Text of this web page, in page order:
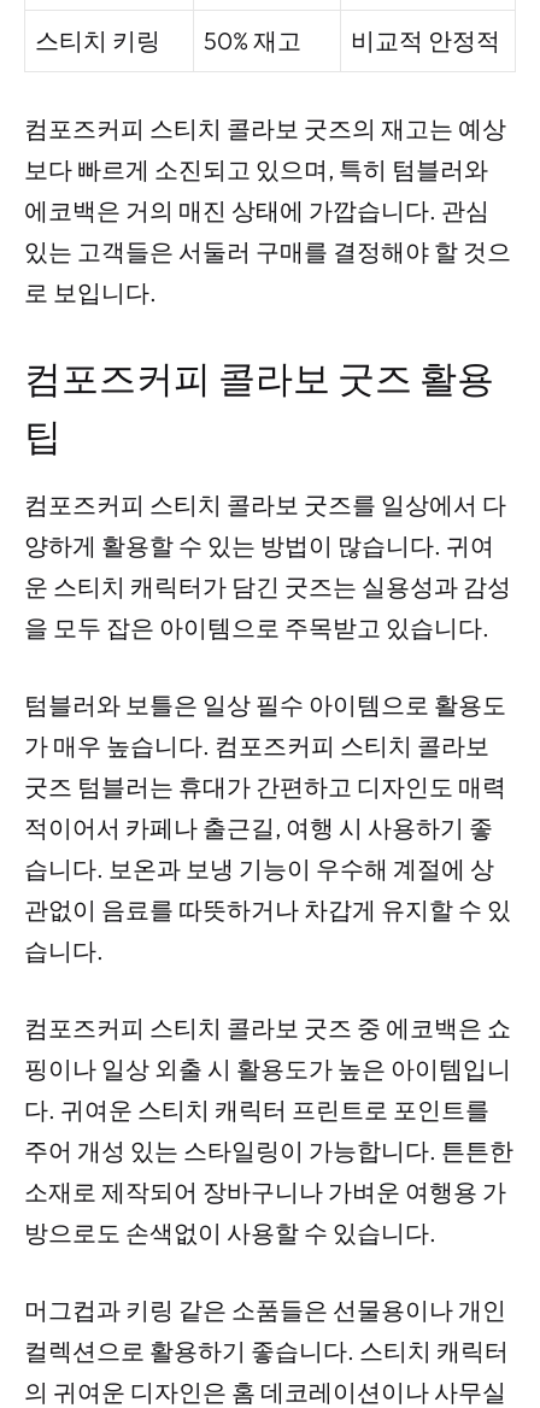
스티치 키링 50% 재고 비교적 안정적
컴포즈커피 스티치 콜라보 굿즈의 재고는 예상
보다 빠르게 소진되고 있으며, 특히 텀블러와
에코백은 거의 매진 상태에 가깝습니다. 관심
있는 고객들은 서둘러 구매를 결정해야 할 것으
로 보입니다.
컴포즈커피 콜라보 굿즈 활용
팁
컴포즈커피 스티치 콜라보 굿즈를 일상에서 다
양하게 활용할 수 있는 방법이 많습니다. 귀여
운 스티치 캐릭터가 담긴 굿즈는 실용성과 감성
을 모두 잡은 아이템으로 주목받고 있습니다.
텀블러와 보틀은 일상 필수 아이템으로 활용도
가 매우 높습니다. 컴포즈커피 스티치 콜라보
굿즈 텀블러는 휴대가 간편하고 디자인도 매력
적이어서 카페나 출근길, 여행 시 사용하기 좋
습니다. 보온과 보냉 기능이 우수해 계절에 상
관없이 음료를 따뜻하거나 차갑게 유지할 수 있
습니다.
컴포즈커피 스티치 콜라보 굿즈 중 에코백은 쇼
핑이나 일상 외출 시 활용도가 높은 아이템입니
다. 귀여운 스티치 캐릭터 프린트로 포인트를
주어 개성 있는 스타일링이 가능합니다. 튼튼한
소재로 제작되어 장바구니나 가벼운 여행용 가
방으로도 손색없이 사용할 수 있습니다.
머그컵과 키링 같은 소품들은 선물용이나 개인
컬렉션으로 활용하기 좋습니다. 스티치 캐릭터
의 귀여운 디자인은 홈 데코레이션이나 사무실